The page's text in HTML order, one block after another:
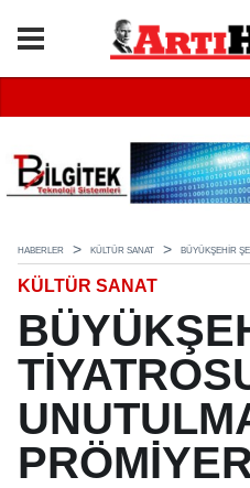
HABERLER KÜLTÜR SANAT BÜYÜKŞEHİR
KÜLTÜR SANAT
PRÖMİYER